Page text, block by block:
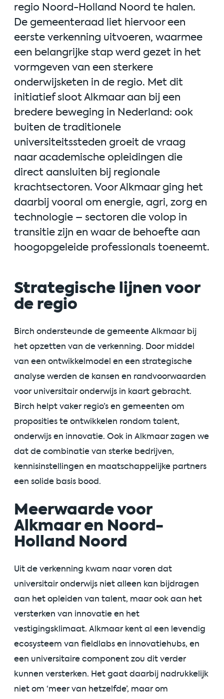
regio Noord-Holland Noord te halen.
De gemeenteraad liet hiervoor een
eerste verkenning uitvoeren, waarmee
een belangrijke stap werd gezet in het
vormgeven van een sterkere
onderwijsketen in de regio. Met dit
initiatief sloot Alkmaar aan bij een
bredere beweging in Nederland: ook
buiten de traditionele
universiteitssteden groeit de vraag
naar academische opleidingen die
direct aansluiten bij regionale
krachtsectoren. Voor Alkmaar ging het
daarbij vooral om energie, agri, zorg en
technologie – sectoren die volop in
transitie zijn en waar de behoefte aan
hoogopgeleide professionals toeneemt.
Strategische lijnen voor
de regio
Birch ondersteunde de gemeente Alkmaar bij
het opzetten van de verkenning. Door middel
van een ontwikkelmodel en een strategische
analyse werden de kansen en randvoorwaarden
voor universitair onderwijs in kaart gebracht.
Birch helpt vaker regio’s en gemeenten om
proposities te ontwikkelen rondom talent,
onderwijs en innovatie. Ook in Alkmaar zagen we
dat de combinatie van sterke bedrijven,
kennisinstellingen en maatschappelijke partners
een solide basis bood.
Meerwaarde voor
Alkmaar en Noord-
Holland Noord
Uit de verkenning kwam naar voren dat
universitair onderwijs niet alleen kan bijdragen
aan het opleiden van talent, maar ook aan het
versterken van innovatie en het
vestigingsklimaat. Alkmaar kent al een levendig
ecosysteem van fieldlabs en innovatiehubs, en
een universitaire component zou dit verder
kunnen versterken. Het gaat daarbij nadrukkelijk
niet om ‘meer van hetzelfde’, maar om